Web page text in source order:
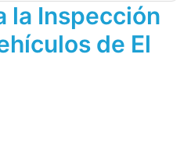
la Inspección
de El